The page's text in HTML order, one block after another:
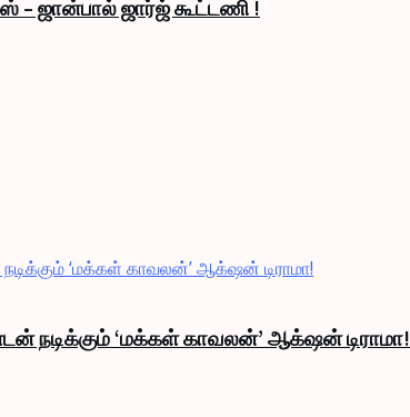
ஜான்பால் ஜார்ஜ் கூட்டணி !
நடிக்கும் ‘மக்கள் காவலன்’ ஆக்‌ஷன் டிராமா!